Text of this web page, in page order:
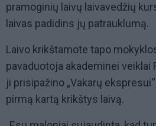
pramoginių laivų laivavedžių
laivas padidins jų patrauklumą.
Laivo krikštamote tapo
pavaduotoja akademinei veiklai
ji prisipažino „Vakarų
pirmą kartą krikštys laivą.